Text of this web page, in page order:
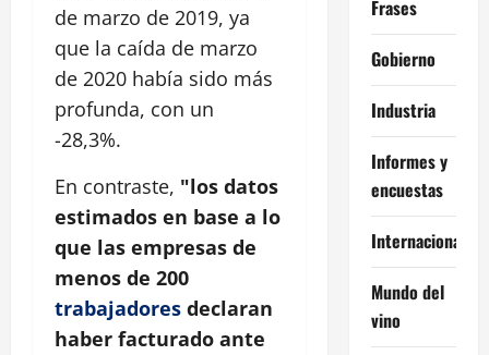
de marzo de 2019, ya
que la caída de marzo
de 2020 había sido más
profunda, con un
-28,3%.
En contraste, "los datos
estimados en base a lo
que las empresas de
menos de 200
trabajadores declaran
haber facturado ante
Frases
Gobierno
Industria
Informes y
encuestas
Internacional
Mundo del
vino